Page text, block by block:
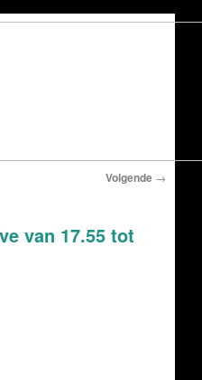
Volgende →
van 17.55 tot